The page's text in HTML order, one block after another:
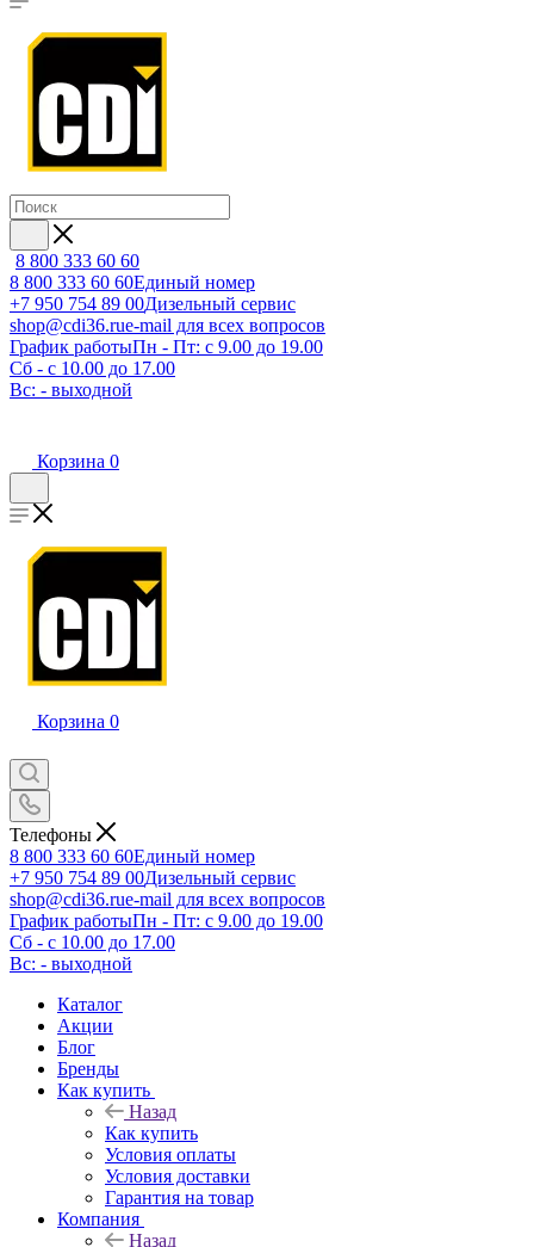
8 800 333 60 60
8 800 333 60 60Единый номер
+7 950 754 89 00Дизельный сервис
shop@cdi36.rue-mail для всех вопросов
График работыПн - Пт: с 9.00 до 19.00
Сб - с 10.00 до 17.00
Вс: - выходной
Корзина 0
Корзина 0
Телефоны
8 800 333 60 60Единый номер
+7 950 754 89 00Дизельный сервис
shop@cdi36.rue-mail для всех вопросов
График работыПн - Пт: с 9.00 до 19.00
Сб - с 10.00 до 17.00
Вс: - выходной
Каталог
Акции
Блог
Бренды
Как купить
Назад
Как купить
Условия оплаты
Условия доставки
Гарантия на товар
Компания
Назад